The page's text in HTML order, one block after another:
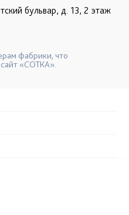
бульвар, д. 13, 2 этаж
фабрики, что
сайт «СОТКА».